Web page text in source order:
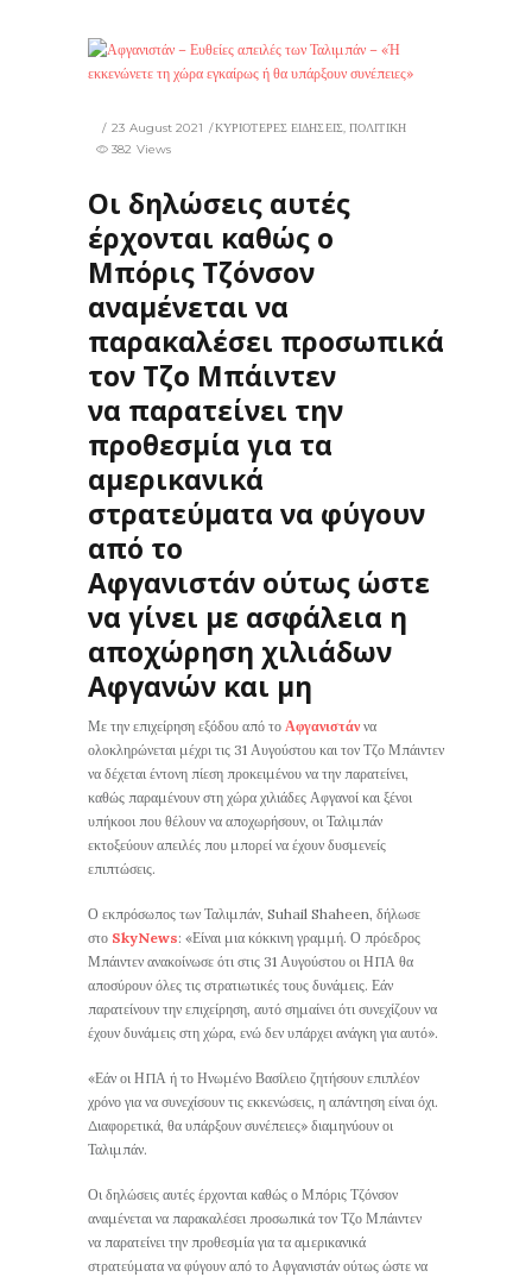
23 August 2021 ΚΥΡΙΟΤΕΡΕΣ ΕΙΔΗΣΕΙΣ,ΠΟΛΙΤΙΚΗ
382 Views
Οι δηλώσεις αυτές
έρχονται καθώς ο
Μπόρις Τζόνσον
αναμένεται να
παρακαλέσει προσωπικά
τον Τζο Μπάιντεν
να παρατείνει την
προθεσμία για τα
αμερικανικά
στρατεύματα να φύγουν
από το
Αφγανιστάν ούτως ώστε
να γίνει με ασφάλεια η
αποχώρηση χιλιάδων
Αφγανών και μη
Με την επιχείρηση εξόδου από το Αφγανιστάννα
ολοκληρώνεται μέχρι τις 31 Αυγούστου και τον Τζο Μπάιντεν
να δέχεται έντονη πίεση προκειμένου να την παρατείνει,
καθώς παραμένουν στη χώρα χιλιάδες Αφγανοί και ξένοι
υπήκοοι που θέλουν να αποχωρήσουν, οι Ταλιμπάν
εκτοξεύουν απειλές που μπορεί να έχουν δυσμενείς
επιπτώσεις.
Ο εκπρόσωπος των Ταλιμπάν, Suhail Shaheen, δήλωσε
στο SkyNews: «Είναι μια κόκκινη γραμμή. Ο πρόεδρος
Μπάιντεν ανακοίνωσε ότι στις 31 Αυγούστου οι ΗΠΑ θα
αποσύρουν όλες τις στρατιωτικές τους δυνάμεις. Εάν
παρατείνουν την επιχείρηση, αυτό σημαίνει ότι συνεχίζουν να
έχουν δυνάμεις στη χώρα, ενώ δεν υπάρχει ανάγκη για αυτό».
«Εάν οι ΗΠΑ ή το Ηνωμένο Βασίλειο ζητήσουν επιπλέον
χρόνο για να συνεχίσουν τις εκκενώσεις, η απάντηση είναι όχι.
Διαφορετικά, θα υπάρξουν συνέπειες» διαμηνύουν οι
Ταλιμπάν.
Οι δηλώσεις αυτές έρχονται καθώς ο Μπόρις Τζόνσον
αναμένεται να παρακαλέσει προσωπικά τον Τζο Μπάιντεν
να παρατείνει την προθεσμία για τα αμερικανικά
στρατεύματα να φύγουν από το Αφγανιστάν ούτως ώστε να